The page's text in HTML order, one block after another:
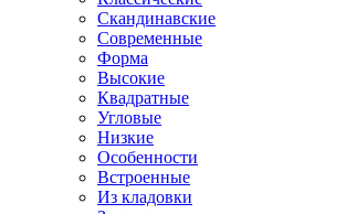
Скандинавские
Современные
Форма
Высокие
Квадратные
Угловые
Низкие
Особенности
Встроенные
Из кладовки